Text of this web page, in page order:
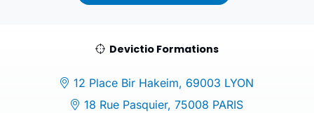
Devictio Formations
12 Place Bir Hakeim, 69003 LYON
18 Rue Pasquier, 75008 PARIS